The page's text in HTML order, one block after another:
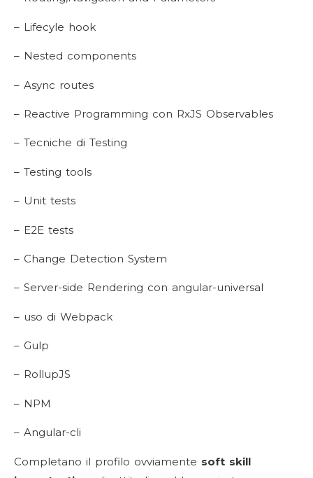
– Lifecyle hook
– Nested components
– Async routes
– Reactive Programming con RxJS Observables
– Tecniche di Testing
– Testing tools
– Unit tests
– E2E tests
– Change Detection System
– Server-side Rendering con angular-universal
– uso di Webpack
– Gulp
– RollupJS
– NPM
– Angular-cli
Completano il profilo ovviamente soft skill